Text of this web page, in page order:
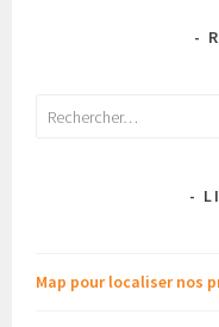
-
Rechercher :
-
Map pour localiser nos